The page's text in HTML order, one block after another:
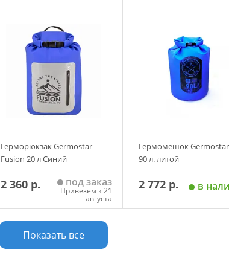
Герморюкзак Germostar
Fusion 20 л Синий
2 360 р. под заказ
Привезем к 21
августа
Добавить в корзину
Гермомешок
90 л. литой
2 772 р. в
Показать все